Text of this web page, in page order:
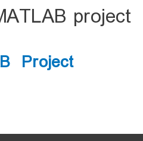
project
Project